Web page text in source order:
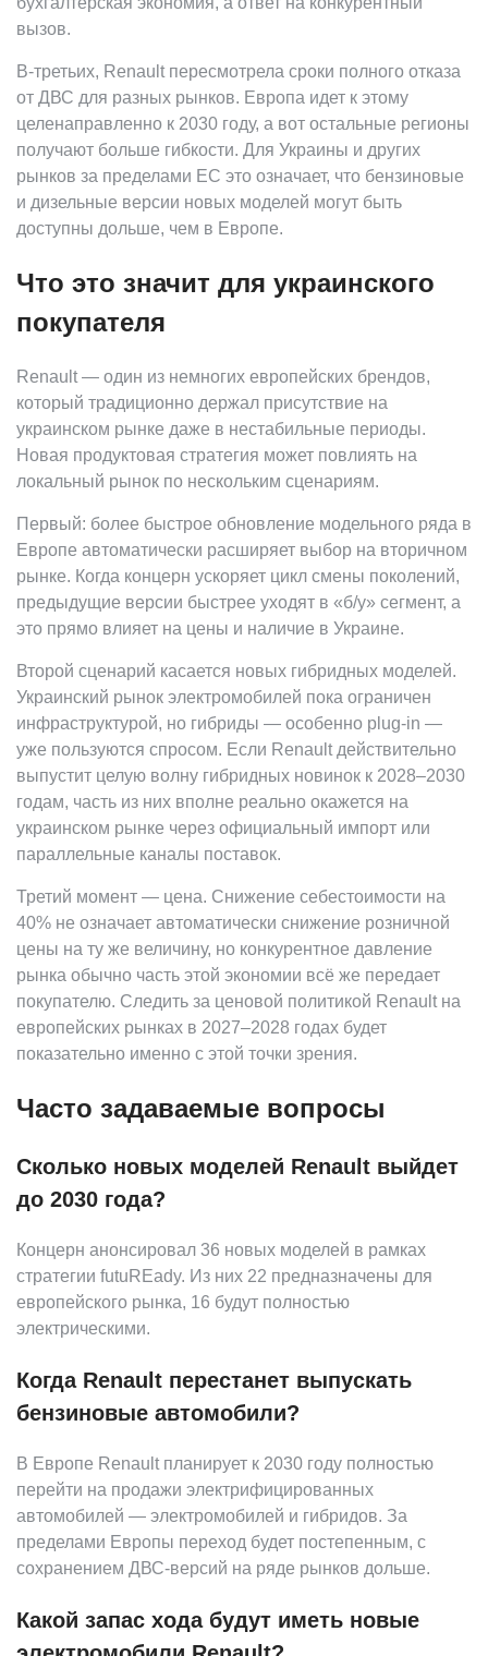
вызов.
В-третьих, Renault пересмотрела сроки полного отказа
от ДВС для разных рынков. Европа идет к этому
целенаправленно к 2030 году, а вот остальные регионы
получают больше гибкости. Для Украины и других
рынков за пределами ЕС это означает, что бензиновые
и дизельные версии новых моделей могут быть
доступны дольше, чем в Европе.
Что это значит для украинского
покупателя
Renault — один из немногих европейских брендов,
который традиционно держал присутствие на
украинском рынке даже в нестабильные периоды.
Новая продуктовая стратегия может повлиять на
локальный рынок по нескольким сценариям.
Первый: более быстрое обновление модельного ряда в
Европе автоматически расширяет выбор на вторичном
рынке. Когда концерн ускоряет цикл смены поколений,
предыдущие версии быстрее уходят в «б/у» сегмент, а
это прямо влияет на цены и наличие в Украине.
Второй сценарий касается новых гибридных моделей.
Украинский рынок электромобилей пока ограничен
инфраструктурой, но гибриды — особенно plug-in —
уже пользуются спросом. Если Renault действительно
выпустит целую волну гибридных новинок к 2028–2030
годам, часть из них вполне реально окажется на
украинском рынке через официальный импорт или
параллельные каналы поставок.
Третий момент — цена. Снижение себестоимости на
40% не означает автоматически снижение розничной
цены на ту же величину, но конкурентное давление
рынка обычно часть этой экономии всё же передает
покупателю. Следить за ценовой политикой Renault на
европейских рынках в 2027–2028 годах будет
показательно именно с этой точки зрения.
Часто задаваемые вопросы
Сколько новых моделей Renault выйдет
до 2030 года?
Концерн анонсировал 36 новых моделей в рамках
стратегии futuREady. Из них 22 предназначены для
европейского рынка, 16 будут полностью
электрическими.
Когда Renault перестанет выпускать
бензиновые автомобили?
В Европе Renault планирует к 2030 году полностью
перейти на продажи электрифицированных
автомобилей — электромобилей и гибридов. За
пределами Европы переход будет постепенным, с
сохранением ДВС-версий на ряде рынков дольше.
Какой запас хода будут иметь новые